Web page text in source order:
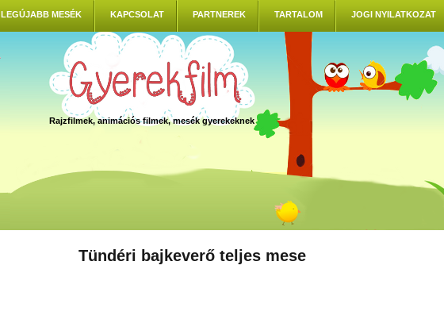
LEGÚJABB MESÉK KAPCSOLAT PARTNEREK TARTALOM JOGI NYILATKOZAT
Rajzfilmek, animációs filmek, mesék gyerekeknek
Tündéri bajkeverő teljes mese